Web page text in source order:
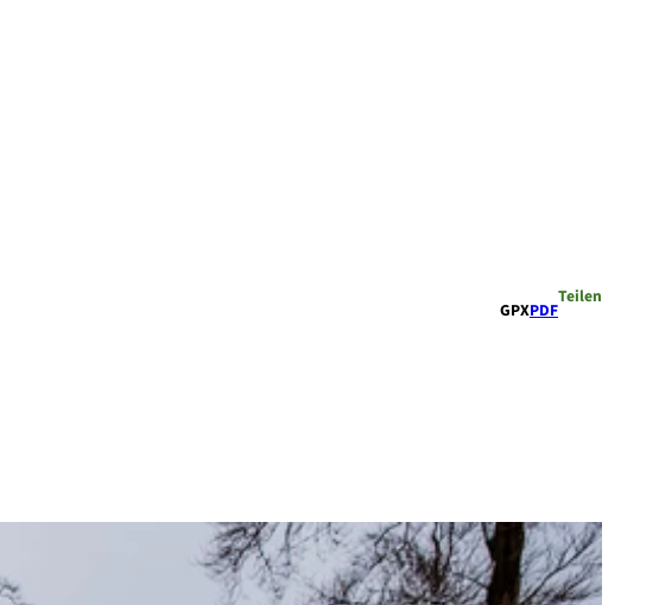
GPXPDF
Teilen